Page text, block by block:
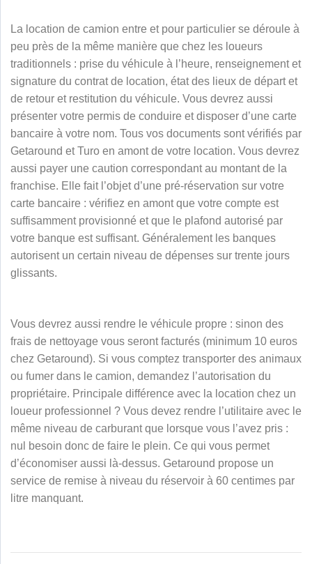
La location de camion entre et pour particulier se déroule à
peu près de la même manière que chez les loueurs
traditionnels : prise du véhicule à l’heure, renseignement et
signature du contrat de location, état des lieux de départ et
de retour et restitution du véhicule. Vous devrez aussi
présenter votre permis de conduire et disposer d’une carte
bancaire à votre nom. Tous vos documents sont vérifiés par
Getaround etTuro en amont de votre location. Vous devrez
aussi payer une caution correspondant au montant de la
franchise. Elle fait l’objet d’une pré-réservation sur votre
carte bancaire : vérifiez en amont que votre compte est
suffisamment provisionné et que le plafond autorisé par
votre banque est suffisant. Généralement les banques
autorisent un certain niveau de dépenses sur trente jours
glissants.
Vous devrez aussi rendre le véhicule propre : sinon des
frais de nettoyage vous seront facturés (minimum 10 euros
chez Getaround). Si vous comptez transporter des animaux
ou fumer dans le camion, demandez l’autorisation du
propriétaire. Principale différence avec la location chez un
loueur professionnel ? Vous devez rendre l’utilitaire avec le
même niveau de carburant que lorsque vous l’avez pris :
nul besoin donc de faire le plein. Ce qui vous permet
d’économiser aussi là-dessus. Getaround propose un
service de remise à niveau du réservoir à 60 centimes par
litre manquant.